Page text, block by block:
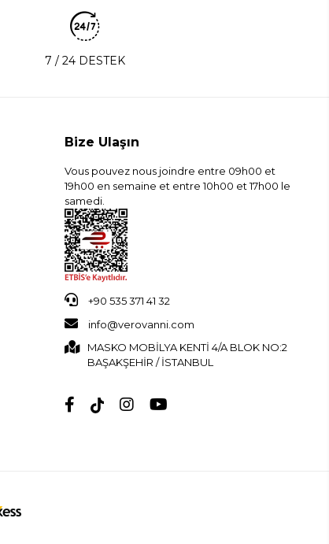
7 / 24 DESTEK
Bize Ulaşın
Vous pouvez nous joindre entre 09h00 et
19h00 en semaine et entre 10h00 et 17h00 le
samedi.
+90 535 371 41 32
info@verovanni.com
MASKO MOBİLYA KENTİ 4/A BLOK NO:2
BAŞAKŞEHİR / İSTANBUL